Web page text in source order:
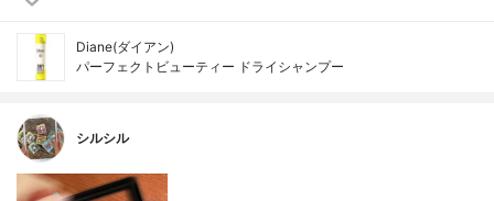
Diane(ダイアン)
パーフェクトビューティー ドライシャンプー
シルシル